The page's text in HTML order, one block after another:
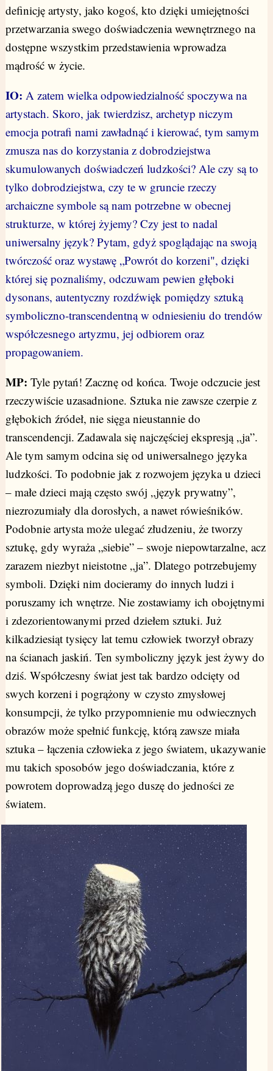
definicję artysty, jako kogoś, kto dzięki umiejętności
przetwarzania swego doświadczenia wewnętrznego na
dostępne wszystkim przedstawienia wprowadza
mądrość w życie.
IO: A zatem wielka odpowiedzialność spoczywa na
artystach. Skoro, jak twierdzisz, archetyp niczym
emocja potrafi nami zawładnąć i kierować, tym samym
zmusza nas do korzystania z dobrodziejstwa
skumulowanych doświadczeń ludzkości? Ale czy są to
tylko dobrodziejstwa, czy te w gruncie rzeczy
archaiczne symbole są nam potrzebne w obecnej
strukturze, w której żyjemy? Czy jest to nadal
uniwersalny język? Pytam, gdyż spoglądając na swoją
twórczość oraz wystawę „Powrót do korzeni", dzięki
której się poznaliśmy, odczuwam pewien głęboki
dysonans, autentyczny rozdźwięk pomiędzy sztuką
symboliczno-transcendentną w odniesieniu do trendów
współczesnego artyzmu, jej odbiorem oraz
propagowaniem.
MP: Tyle pytań! Zacznę od końca. Twoje odczucie jest
rzeczywiście uzasadnione. Sztuka nie zawsze czerpie z
głębokich źródeł, nie sięga nieustannie do
transcendencji. Zadawala się najczęściej ekspresją „ja”.
Ale tym samym odcina się od uniwersalnego języka
ludzkości. To podobnie jak z rozwojem języka u dzieci
– małe dzieci mają często swój „język prywatny”,
niezrozumiały dla dorosłych, a nawet rówieśników.
Podobnie artysta może ulegać złudzeniu, że tworzy
sztukę, gdy wyraża „siebie” – swoje niepowtarzalne, acz
zarazem niezbyt nieistotne „ja”. Dlatego potrzebujemy
symboli. Dzięki nim docieramy do innych ludzi i
poruszamy ich wnętrze. Nie zostawiamy ich obojętnymi
i zdezorientowanymi przed dziełem sztuki. Już
kilkadziesiąt tysięcy lat temu człowiek tworzył obrazy
na ścianach jaskiń. Ten symboliczny język jest żywy do
dziś. Współczesny świat jest tak bardzo odcięty od
swych korzeni i pogrążony w czysto zmysłowej
konsumpcji, że tylko przypomnienie mu odwiecznych
obrazów może spełnić funkcję, którą zawsze miała
sztuka – łączenia człowieka z jego światem, ukazywanie
mu takich sposobów jego doświadczania, które z
powrotem doprowadzą jego duszę do jedności ze
światem.